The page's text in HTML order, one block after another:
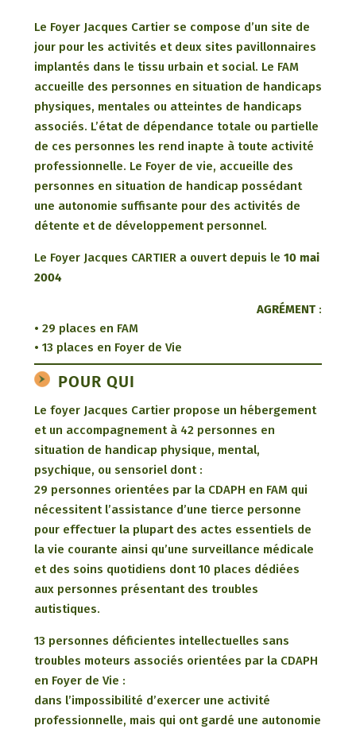
Le Foyer Jacques Cartier se compose d’un site de
jour pour les activités et deux sites pavillonnaires
implantés dans le tissu urbain et social. Le FAM
accueille des personnes en situation de handicaps
physiques, mentales ou atteintes de handicaps
associés. L’état de dépendance totale ou partielle
de ces personnes les rend inapte à toute activité
professionnelle. Le Foyer de vie, accueille des
personnes en situation de handicap possédant
une autonomie suffisante pour des activités de
détente et de développement personnel.
Le Foyer Jacques CARTIER a ouvert depuis le 10 mai
2004
AGRÉMENT :
• 29 places en FAM
• 13 places en Foyer de Vie
POUR QUI
Le foyer Jacques Cartier propose un hébergement
et un accompagnement à 42 personnes en
situation de handicap physique, mental,
psychique, ou sensoriel dont :
29 personnes orientées par la CDAPH en FAM qui
nécessitent l’assistance d’une tierce personne
pour effectuer la plupart des actes essentiels de
la vie courante ainsi qu’une surveillance médicale
et des soins quotidiens dont 10 places dédiées
aux personnes présentant des troubles
autistiques.
13 personnes déficientes intellectuelles sans
troubles moteurs associés orientées par la CDAPH
en Foyer de Vie :
dans l’impossibilité d’exercer une activité
professionnelle, mais qui ont gardé une autonomie